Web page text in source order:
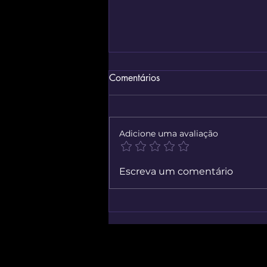
Contador de Caracteres
Comentários
Adicione uma avaliação
Escreva um comentário